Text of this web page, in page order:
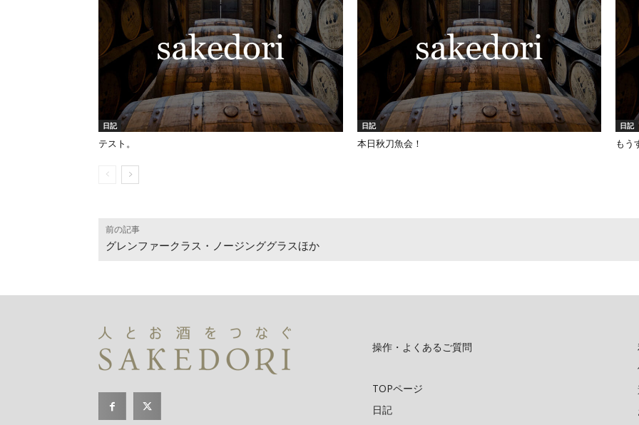
日記
テスト。
日記
本日秋刀魚会！
日記
もう
前の記事
グレンファークラス・ノージンググラスほか
操作・よくあるご質問
TOPページ
日記